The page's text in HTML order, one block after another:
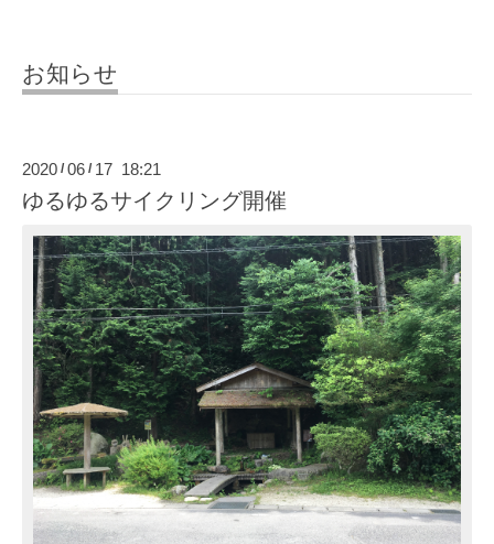
お知らせ
2020 / 06 / 17 18:21
ゆるゆるサイクリング開催